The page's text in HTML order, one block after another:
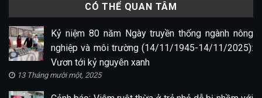
CÓ THỂ QUAN TÂM
Kỷ niệm 80 năm Ngày truyền thống ngành nông
nghiệp và môi trường (14/11/1945-14/11/2025):
Vươn tới kỷ nguyên xanh
13 Tháng mười một, 2025